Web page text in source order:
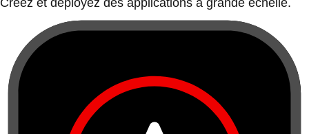
Créez et déployez des applications à grande échelle.